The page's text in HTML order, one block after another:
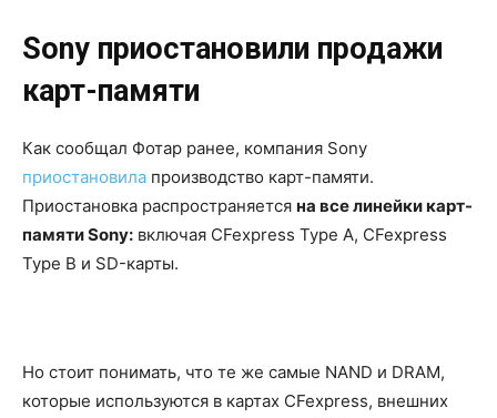
Sony приостановили продажи
карт-памяти
Как сообщал Фотар ранее, компания Sony
приостановила производство карт-памяти.
Приостановка распространяется на все линейки карт-
памяти Sony: включая CFexpress Type A, CFexpress
Type B и SD-карты.
Но стоит понимать, что те же самые NAND и DRAM,
которые используются в картах CFexpress, внешних